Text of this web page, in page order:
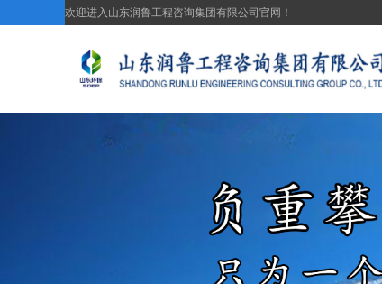
欢迎进入山东润鲁工程咨询集团有限公司官网！